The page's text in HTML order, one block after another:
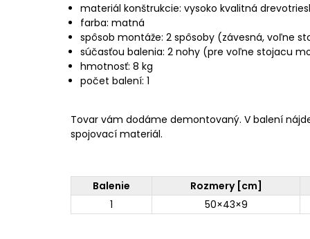
materiál konštrukcie: vysoko kvalitná
farba: matná
spôsob montáže: 2 spôsoby (závesná, voľne
súčasťou balenia: 2 nohy (pre voľne stojacu
hmotnosť: 8 kg
počet balení: 1
Tovar vám dodáme demontovaný. V balení
spojovací materiál.
Balenie Rozmery [cm]
1
50×43×9